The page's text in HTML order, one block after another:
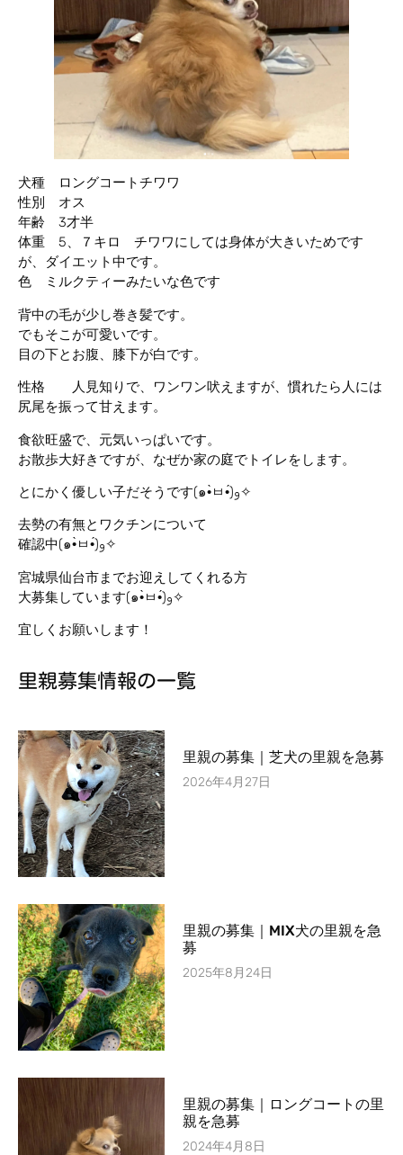
犬種 ロングコートチワワ
性別 オス
年齢 3才半
体重 5、７キロ チワワにしては身体が大きいためです
が、ダイエット中です。
色 ミルクティーみたいな色です
背中の毛が少し巻き髪です。
でもそこが可愛いです。
目の下とお腹、膝下が白です。
性格 人見知りで、ワンワン吠えますが、慣れたら人には
尻尾を振って甘えます。
食欲旺盛で、元気いっぱいです。
お散歩大好きですが、なぜか家の庭でトイレをします。
とにかく優しい子だそうです(๑•̀ㅂ•́)و✧
去勢の有無とワクチンについて
確認中(๑•̀ㅂ•́)و✧
宮城県仙台市までお迎えしてくれる方
大募集しています(๑•̀ㅂ•́)و✧
宜しくお願いします！
里親募集情報の一覧
里親の募集｜芝犬の里親を急募
2026年4月27日
里親の募集｜MIX犬の里親を急
募
2025年8月24日
里親の募集｜ロングコートの里
親を急募
2024年4月8日